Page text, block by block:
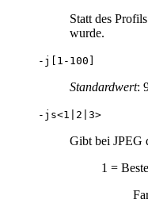
Statt des Profils
wurde.
-j[1-100]
Standardwert:
-js<1|2|3>
Gibt bei JPEG
1 =